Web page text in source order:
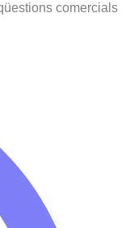
comercials